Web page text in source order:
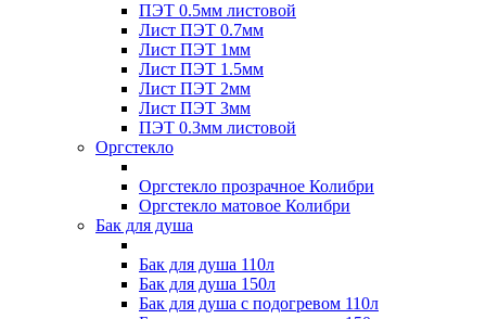
ПЭТ 0.5мм листовой
Лист ПЭТ 0.7мм
Лист ПЭТ 1мм
Лист ПЭТ 1.5мм
Лист ПЭТ 2мм
Лист ПЭТ 3мм
ПЭТ 0.3мм листовой
Оргстекло
Оргстекло прозрачное Колибри
Оргстекло матовое Колибри
Бак для душа
Бак для душа 110л
Бак для душа 150л
Бак для душа с подогревом 110л